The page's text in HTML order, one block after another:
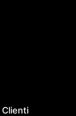
Clienti